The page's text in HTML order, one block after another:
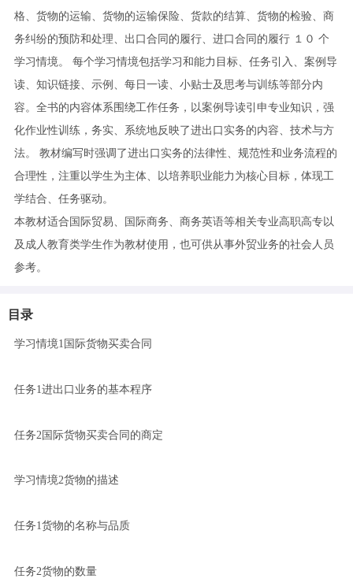
格、货物的运输、货物的运输保险、货款的结算、货物的检验、商
务纠纷的预防和处理、出口合同的履行、进口合同的履行 １０ 个
学习情境。 每个学习情境包括学习和能力目标、任务引入、案例导
读、知识链接、示例、每日一读、小贴士及思考与训练等部分内
容。全书的内容体系围绕工作任务，以案例导读引申专业知识，强
化作业性训练，务实、系统地反映了进出口实务的内容、技术与方
法。 教材编写时强调了进出口实务的法律性、规范性和业务流程的
合理性，注重以学生为主体、以培养职业能力为核心目标，体现工
学结合、任务驱动。
本教材适合国际贸易、国际商务、商务英语等相关专业高职高专以
及成人教育类学生作为教材使用，也可供从事外贸业务的社会人员
参考。
目录
学习情境1国际货物买卖合同
任务1进出口业务的基本程序
任务2国际货物买卖合同的商定
学习情境2货物的描述
任务1货物的名称与品质
任务2货物的数量